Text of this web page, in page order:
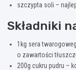
szczypta soli –
Składniki
1kg sera
o zawartości
200g cukru pudru –